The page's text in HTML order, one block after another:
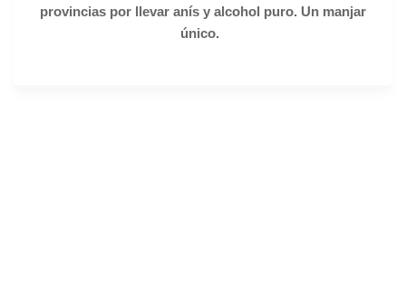
provincias por llevar anís y alcohol puro. Un manjar
único.